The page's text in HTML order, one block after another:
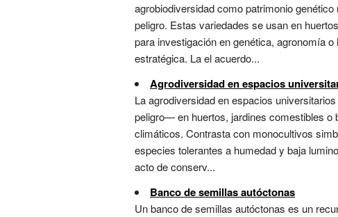
agrobiodiversidad como patrimonio
peligro. Estas variedades se usan en
para investigación en genética, agronomía
estratégica. La el acuerdo...
Agrodiversidad en espacios
La agrodiversidad en espacios
peligro— en huertos, jardines comestibles o
climáticos. Contrasta con monocultivos
especies tolerantes a humedad y baja
acto de conserv...
Banco de semillas autóctonas
Un banco de semillas autóctonas es un